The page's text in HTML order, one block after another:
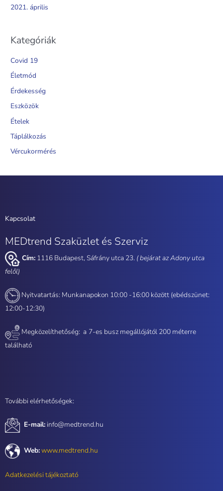
2021. április
Kategóriák
Covid 19
Életmód
Érdekesség
Eszközök
Ételek
Táplálkozás
Vércukormérés
Kapcsolat
MEDtrend Szaküzlet és Szerviz
Cím: 1116 Budapest, Sáfrány utca 23. ( bejárat az Adony utca
felől)
Nyitvatartás: Munkanapokon 10:00 -16:00 között (ebédszünet:
12:00-12:30)
Megközelíthetőség: a 7-es busz megállójától 200 méterre
található
További elérhetőségek:
E-mail: info@medtrend.hu
Web:www.medtrend.hu
Adatkezelési tájékoztató